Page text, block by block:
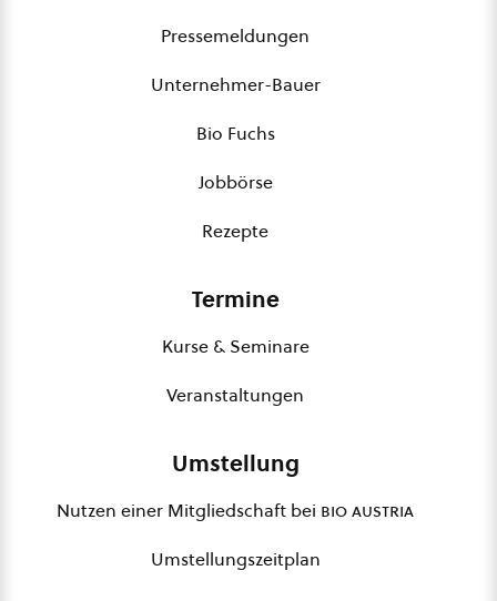
Pressemeldungen
Unternehmer-Bauer
Bio Fuchs
Jobbörse
Rezepte
Termine
Kurse & Seminare
Veranstaltungen
Umstellung
Nutzen einer Mitgliedschaft bei bio austria
Umstellungszeitplan